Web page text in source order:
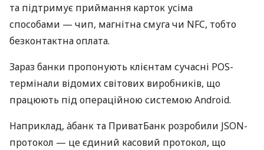
та підтримує приймання карток усіма
способами — чип, магнітна смуга чи NFC, тобто
безконтактна оплата.
Зараз банки пропонують клієнтам сучасні POS-
термінали відомих світових виробників, що
працюють під операційною системою Android.
Наприклад, àбанк та ПриватБанк розробили JSON-
протокол — це єдиний касовий протокол, що